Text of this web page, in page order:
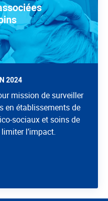
2024
mission de surveiller
en établissements de
sociaux et soins de
l’impact.